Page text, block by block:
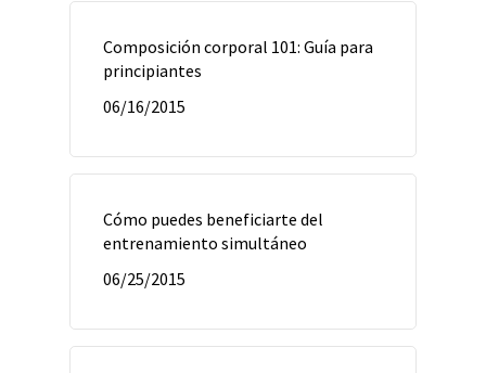
Composición corporal 101: Guía para
principiantes
06/16/2015
Cómo puedes beneficiarte del
entrenamiento simultáneo
06/25/2015